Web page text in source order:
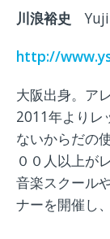
川浪裕史
http://
大阪出身。ア
2011年よりレ
ないからだの
００人以上が
音楽スクール
ナーを開催し